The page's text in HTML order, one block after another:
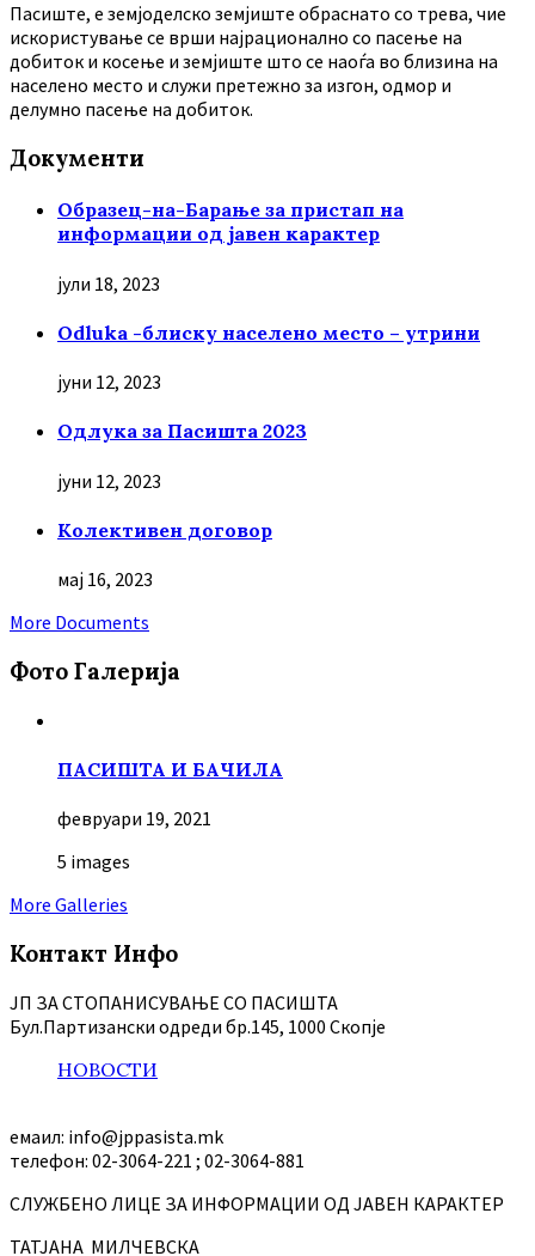
Пасиште, е земјоделско земјиште обраснато со трева, чие
искористување се врши најрационално со пасење на
добиток и косење и земјиште што се наоѓа во близина на
населено место и служи претежно за изгон, одмор и
делумно пасење на добиток.
Документи
Образец-на-Барање за пристап на
информации од јавен карактер
јули 18, 2023
Odluka -блиску населено место – утрини
јуни 12, 2023
Oдлука за Пасишта 2023
јуни 12, 2023
Колективен договор
мај 16, 2023
More Documents
Фото Галерија
ПАСИШТА И БАЧИЛА
февруари 19, 2021
5 images
More Galleries
Контакт Инфо
ЈП ЗА СТОПАНИСУВАЊЕ СО ПАСИШТА
Бул.Партизански oдреди бр.145, 1000 Скопје
НОВОСТИ
емаил: info@jppasista.mk
телефон: 02-3064-221 ; 02-3064-881
СЛУЖБЕНО ЛИЦЕ ЗА ИНФОРМАЦИИ ОД ЈАВЕН КАРАКТЕР
ТАТЈАНА МИЛЧЕВСКА